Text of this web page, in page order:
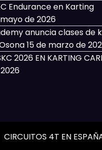
Endurance en Karting
de 2026
anuncia clases de
15 de marzo de
2026 EN KARTING
CIRCUITOS 4T EN